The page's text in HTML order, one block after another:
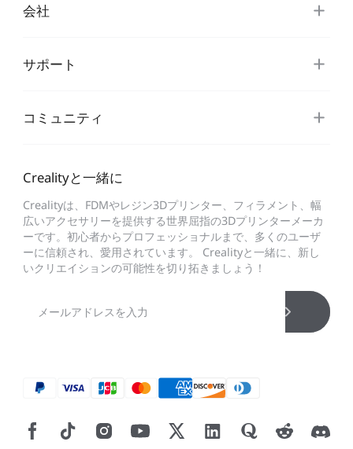
会社
サポート
コミュニティ
Crealityと一緒に
Crealityは、FDMやレジン3Dプリンター、フィラメント、幅
広いアクセサリーを提供する世界屈指の3Dプリンターメーカ
ーです。初心者からプロフェッショナルまで、多くのユーザ
ーに信頼され、愛用されています。 Crealityと一緒に、新し
いクリエイションの可能性を切り拓きましょう！